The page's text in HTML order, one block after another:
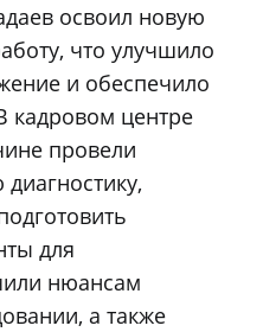
освоил новую
что улучшило
и обеспечило
кадровом центре
провели
для
нюансам
а также